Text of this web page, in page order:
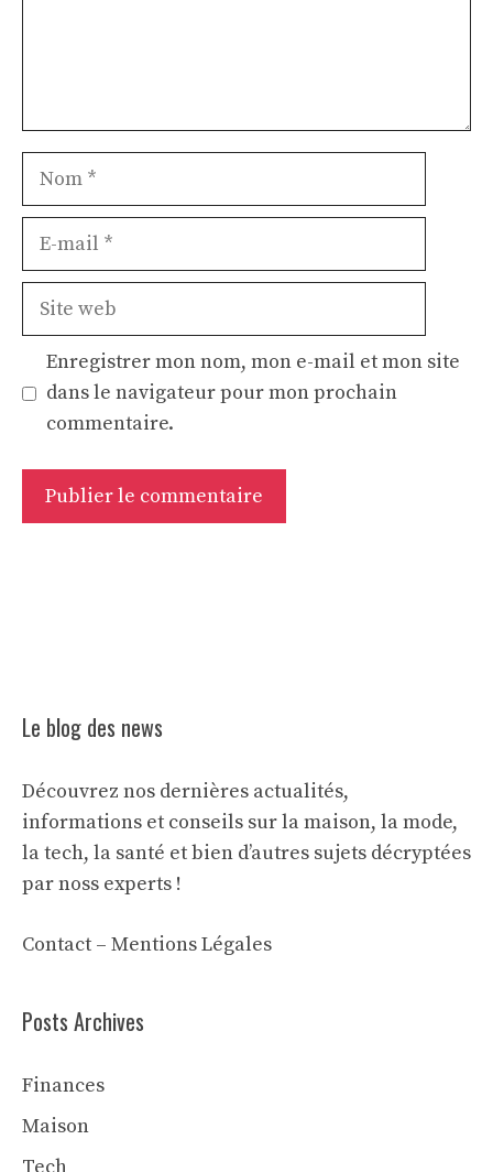
Nom
Site
Enregistrer mon nom, mon e-mail et mon site
dans le navigateur pour mon prochain
commentaire.
Le blog des news
Découvrez nos dernières actualités,
informations et conseils sur la maison, la mode,
la tech, la santé et bien d’autres sujets décryptées
par noss experts !
Contact – Mentions Légales
Posts Archives
Finances
Maison